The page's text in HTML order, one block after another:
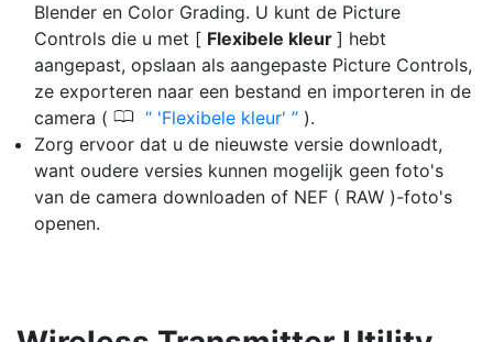
Blender en Color Grading. U kunt de Picture
Controls die u met [ Flexibele kleur ] hebt
aangepast, opslaan als aangepaste Picture Controls,
ze exporteren naar een bestand en importeren in de
camera ( 0 'Flexibele kleur'
).
Zorg ervoor dat u de nieuwste versie downloadt,
want oudere versies kunnen mogelijk geen foto's
van de camera downloaden of NEF ( RAW )-foto's
openen.